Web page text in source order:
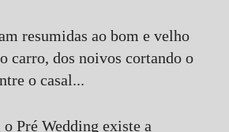
resumidas ao bom e velho
carro, dos noivos cortando o
o casal...
Pré Wedding existe a